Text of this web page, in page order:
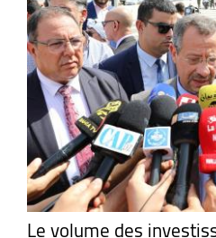
Le volume des